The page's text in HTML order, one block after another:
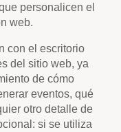
personalicen el
web.
con el escritorio
del sitio web, ya
de cómo
eventos, qué
otro detalle de
si se utiliza